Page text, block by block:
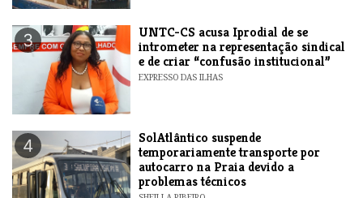
3
UNTC-CS acusa Iprodial de se
intrometer na representação sindical
e de criar “confusão institucional”
EXPRESSO DAS ILHAS
4
SolAtlântico suspende
temporariamente transporte por
autocarro na Praia devido a
problemas técnicos